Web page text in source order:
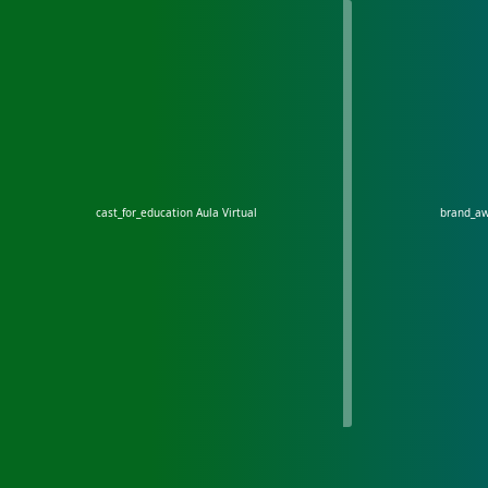
cast_for_educationAula Virtual